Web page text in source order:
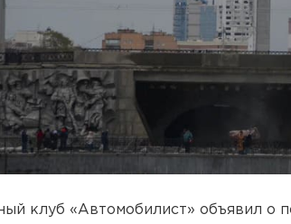
клуб «Автомобилист» объявил о